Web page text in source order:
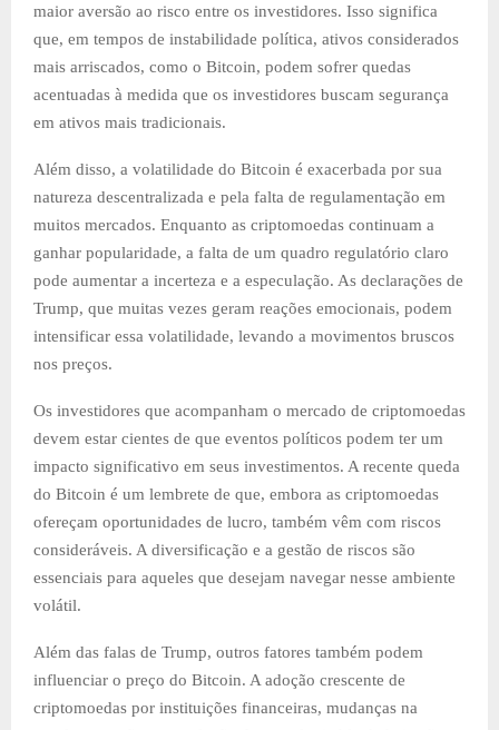
maior aversão ao risco entre os investidores. Isso significa
que, em tempos de instabilidade política, ativos considerados
mais arriscados, como o Bitcoin, podem sofrer quedas
acentuadas à medida que os investidores buscam segurança
em ativos mais tradicionais.
Além disso, a volatilidade do Bitcoin é exacerbada por sua
natureza descentralizada e pela falta de regulamentação em
muitos mercados. Enquanto as criptomoedas continuam a
ganhar popularidade, a falta de um quadro regulatório claro
pode aumentar a incerteza e a especulação. As declarações de
Trump, que muitas vezes geram reações emocionais, podem
intensificar essa volatilidade, levando a movimentos bruscos
nos preços.
Os investidores que acompanham o mercado de criptomoedas
devem estar cientes de que eventos políticos podem ter um
impacto significativo em seus investimentos. A recente queda
do Bitcoin é um lembrete de que, embora as criptomoedas
ofereçam oportunidades de lucro, também vêm com riscos
consideráveis. A diversificação e a gestão de riscos são
essenciais para aqueles que desejam navegar nesse ambiente
volátil.
Além das falas de Trump, outros fatores também podem
influenciar o preço do Bitcoin. A adoção crescente de
criptomoedas por instituições financeiras, mudanças na